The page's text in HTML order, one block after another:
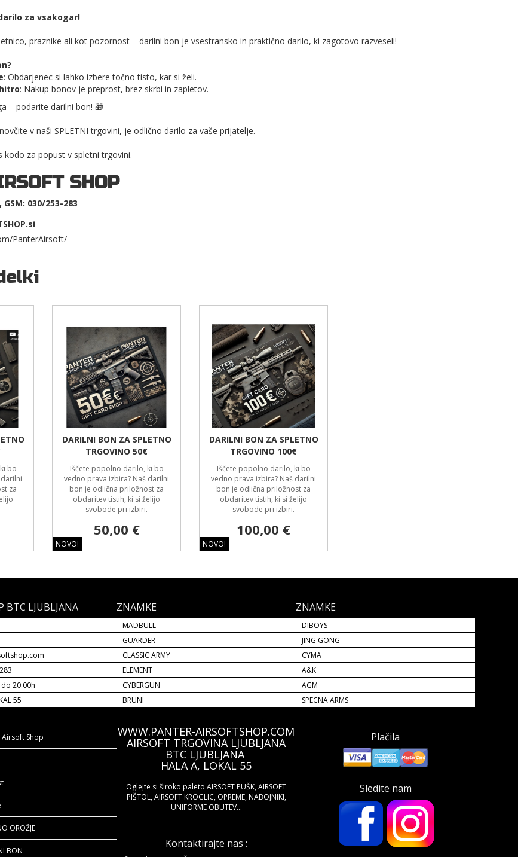
za vsakogar!
praznike ali kot pozornost – darilni bon je vsestransko in praktično darilo, ki zagotovo razveseli!
: Obdarjenec si lahko izbere točno tisto, kar si želi.
: Nakup bonov je preprost, brez skrbi in zapletov.
– podarite darilni bon! 🎁
v naši SPLETNI trgovini, je odlično darilo za vaše prijatelje.
kodo za popust v spletni trgovini.
SHOP
GSM: 030/253-283
PanterAirsoft/
bo
za
NOVO!
DARILNI BON ZA SPLETNO
TRGOVINO 50€
Iščete popolno darilo, ki bo
vedno prava izbira? Naš darilni
bon je odlična priložnost za
obdaritev tistih, ki si želijo
svobode pri izbiri.
50,00 €
NOVO!
DARILNI BON ZA SPLETNO
TRGOVINO 100€
Iščete popolno darilo, ki bo
vedno prava izbira? Naš darilni
bon je odlična priložnost za
obdaritev tistih, ki si želijo
svobode pri izbiri.
100,00 €
BTC LJUBLJANA
do 20:00h
55
ZNAMKE
MADBULL
GUARDER
CLASSIC ARMY
ELEMENT
CYBERGUN
BRUNI
ZNAMKE
DIBOYS
JING GONG
CYMA
A&K
AGM
SPECNA ARMS
Airsoft Shop
OROŽJE
BON
WWW.PANTER-AIRSOFTSHOP.COM
AIRSOFT TRGOVINA LJUBLJANA
BTC LJUBLJANA
HALA A, LOKAL 55
Oglejte si široko paleto AIRSOFT PUŠK, AIRSOFT
PIŠTOL, AIRSOFT KROGLIC, OPREME, NABOJNIKI,
UNIFORME OBUTEV...
Kontaktirajte nas :
Plačila
Sledite nam